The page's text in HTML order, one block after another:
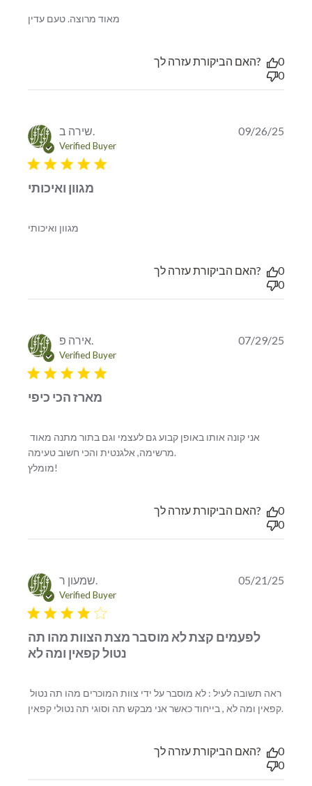
מאוד מרוצה. טעם עדין
האם הביקורת עזרה לך?
0
0
שירה ב.
Verified Buyer
5 star rating
מגוון ואיכותי
מגוון ואיכותי
09/26/25
האם הביקורת עזרה לך?
0
0
אירה פ.
Verified Buyer
5 star rating
מארז הכי כיפי
אני קונה אותו באופן קבוע גם לעצמי וגם בתור מתנה מאוד
מרשימה, אלגנטית והכי חשוב טעימה.
מומלץ!
07/29/25
האם הביקורת עזרה לך?
0
0
שמעון ר.
Verified Buyer
4 star rating
לפעמים קצת לא מוסבר מצת הצוות מהו תה
נטול קפאין ומה לא
ראה תשובה לעיל : לא מוסבר על ידי צוות המוכרים מהו תה נטול
קפאין ומה לא , בייחוד כאשר אני מבקש תה וסוגי תה נטולי קפאין.
05/21/25
האם הביקורת עזרה לך?
0
0